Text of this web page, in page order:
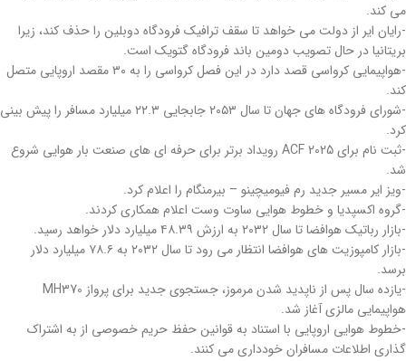
می کند.
-رایان ایر از دولت می خواهد تا سقف ترافیک فرودگاه دوبلین را حذف کند، زیرا
بریتانیا در حال تصویب دومین باند فرودگاه گتویک است.
-هواپیمایی کرواسی قصد دارد در این فصل کرواسی را به ۳۰ مقصد اروپایی متصل
کند.
-شورای فرودگاه های جهان تا سال ۲۰۵۳ جابجایی ۲۲.۳ میلیارد مسافر را پیش بینی
کرد.
-ثبت نام برای ACF 2025 رویداد برتر برای حرفه ای های صنعت بار هوایی شروع
شد.
-ویز ایر مسیر جدید رم فیومیچینو – بیرمنگام را اعلام کرد.
-گروه اکسپدیا و خطوط هوایی ساوت وست اعلام همکاری کردند.
-بازار رباتیک هوافضا تا سال ۲۰۳۲ به ارزش ۴۸.۳۹ میلیارد دلار خواهد رسید.
-بازار کامپوزیت های هوافضا انتظار می رود تا سال ۲۰۳۲ به ۷۸.۶ میلیارد دلار
برسد.
-یازده سال پس از ناپدید شدن مرموز، جستجوی جدید برای پرواز MH370
هواپیمایی مالزی آغاز شد.
-خطوط هوایی اروپایی با استناد به قوانین حفظ حریم خصوصی از به اشتراک
گذاری اطلاعات مسافران خودداری می کنند.